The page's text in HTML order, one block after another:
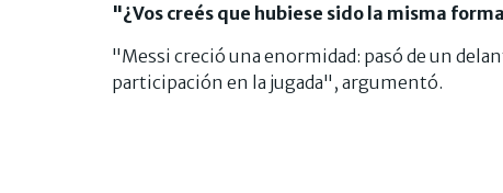
"¿Vos creés que hubiese sido la misma
"Messi creció una enormidad: pasó de un
participación en la jugada", argumentó.